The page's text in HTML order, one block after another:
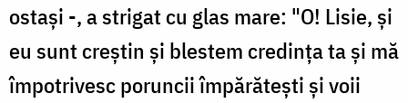
ostaşi -, a strigat cu glas mare: "O! Lisie, şi
eu sunt creştin şi blestem credinţa ta şi mă
împotrivesc poruncii împărăteşti şi voii